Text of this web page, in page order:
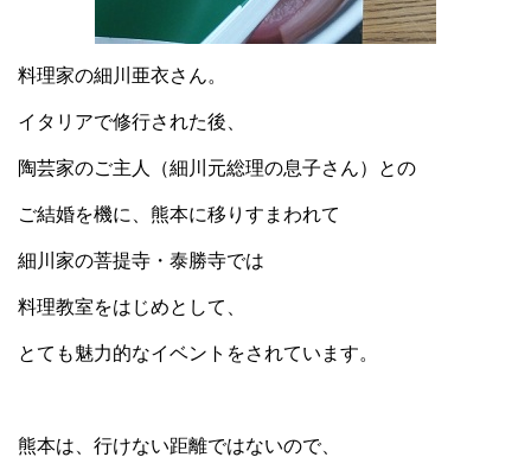
料理家の細川亜衣さん。
イタリアで修行された後、
陶芸家のご主人（細川元総理の息子さん）との
ご結婚を機に、熊本に移りすまわれて
細川家の菩提寺・泰勝寺では
料理教室をはじめとして、
とても魅力的なイベントをされています。
熊本は、行けない距離ではないので、